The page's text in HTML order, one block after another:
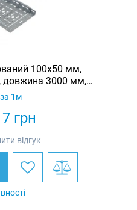
100х50 мм,
довжина 3000 мм,
Eurotray
грн
за 1м
відгук